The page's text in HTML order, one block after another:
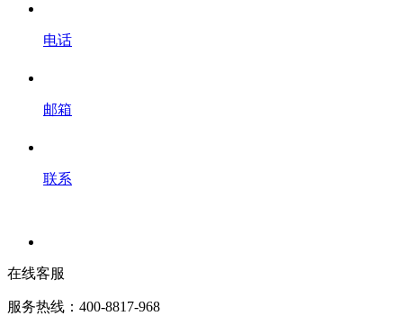
电话
邮箱
联系
在线客服
服务热线：400-8817-968